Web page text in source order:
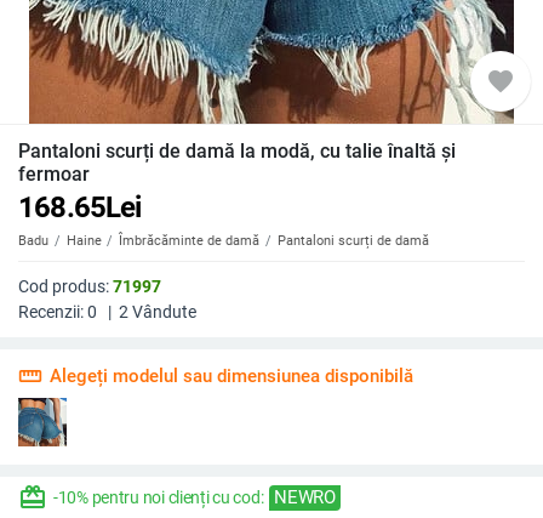
favorite
Pantaloni scurți de damă la modă, cu talie înaltă și
fermoar
168.65Lei
Badu Haine Îmbrăcăminte de damă Pantaloni scurți de damă
Cod produs:71997
Recenzii:0 | 2 Vândute
straighten Alegeți modelul sau dimensiunea disponibilă
redeem -10% pentru noi clienți cu cod: NEWRO